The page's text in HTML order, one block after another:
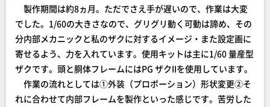
製作期間は約8ヵ月。ただでさえ手が遅いので、作業は大変
でした。1/60の大きさなので、グリグリ動く可動は諦め、その
分内部メカニックと私のザクに対するイメージ・また設定画に
寄せるよう、力を入れています。使用キットは主に1/60 量産型
ザクです。頭と胴体フレームにはPG ザクIIを使用しています。
作業の流れとしては①外装（プロポーション）形状変更②そ
れに合わせて内部フレームを製作といった感じです。苦労した